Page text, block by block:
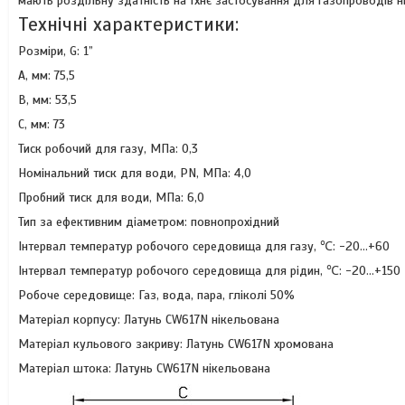
Технічні характеристики:
Розміри, G: 1”
A, мм: 75,5
B, мм: 53,5
C, мм: 73
Тиск робочий для газу, МПа: 0,3
Номінальний тиск для води, PN, МПа: 4,0
Пробний тиск для води, МПа: 6,0
Тип за ефективним діаметром: повнопрохідний
Інтервал температур робочого середовища для газу, ℃: -20…+60
Інтервал температур робочого середовища для рідин, ℃: -20…+150
Робоче середовище: Газ, вода, пара, гліколі 50%
Матеріал корпусу: Латунь CW617N нікельована
Матеріал кульового закриву: Латунь CW617N хромована
Матеріал штока: Латунь CW617N нікельована